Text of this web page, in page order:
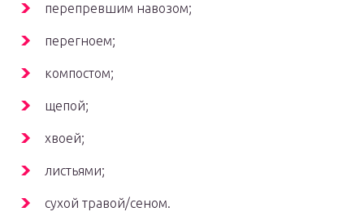
перепревшим навозом;
перегноем;
компостом;
щепой;
хвоей;
листьями;
сухой травой/сеном.